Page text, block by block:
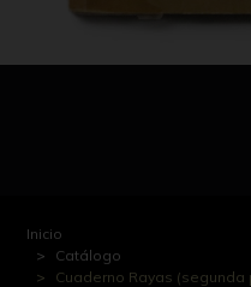
Inicio
Catálogo
Cuaderno Rayas